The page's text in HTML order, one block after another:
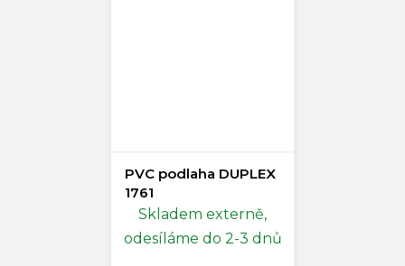
PVC podlaha DUPLEX
1761
Skladem externě,
odesíláme do 2-3 dnů